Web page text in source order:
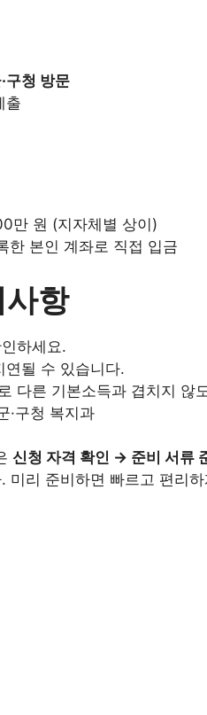
구청 방문
출
만 원 (지자체별 상이)
한 본인 계좌로 직접 입금
사항
하세요.
연될 수 있습니다.
다른 기본소득과 겹치지 않
·구청 복지과
신청 자격 확인 → 준비 서류
미리 준비하면 빠르고 편리